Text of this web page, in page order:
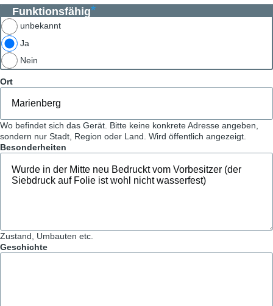
Funktionsfähig
unbekannt
Ja
Nein
Ort
Wo befindet sich das Gerät. Bitte keine konkrete Adresse angeben,
sondern nur Stadt, Region oder Land. Wird öffentlich angezeigt.
Besonderheiten
Zustand, Umbauten etc.
Geschichte